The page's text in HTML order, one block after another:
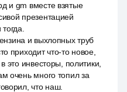
и gm вместе взятые
презентацией
и выхлопных труб
приходит что-то новое,
это инвесторы, политики,
очень много топил за
что наш.